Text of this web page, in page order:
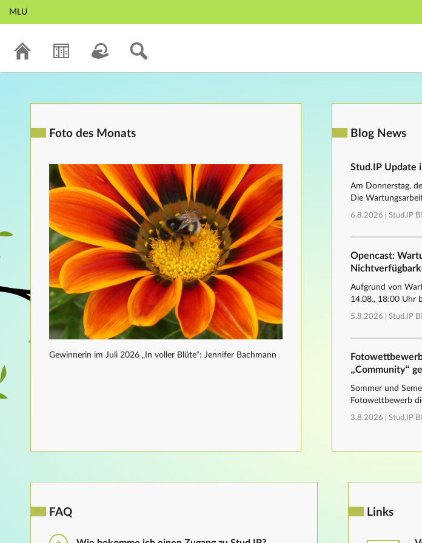
MLU
Foto des Monats
Gewinnerin im Juli 2026 „In voller Blüte“: Jennifer Bachmann
Blog News
Stud.IP Update
Am Donnerstag,
Die
6.8.2026 | Stud.IP
Opencast:
Aufgrund von
14.08., 18:00 Uhr
5.8.2026 | Stud.IP
„Community“
Sommer und
Fotowettbewerb
3.8.2026 | Stud.IP
FAQ Links